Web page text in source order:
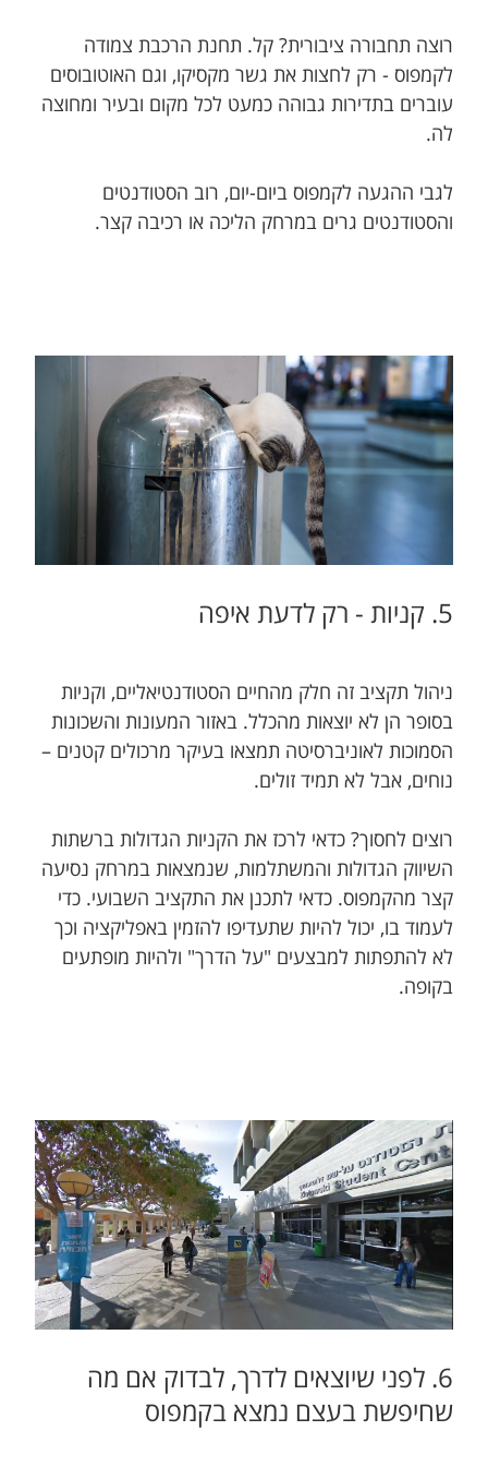
רוצה תחבורה ציבורית? קל. תחנת הרכבת צמודה
לקמפוס - רק לחצות את גשר מקסיקו, וגם האוטובוסים
עוברים בתדירות גבוהה כמעט לכל מקום ובעיר ומחוצה
לה.
לגבי ההגעה לקמפוס ביום-יום, רוב הסטודנטים
והסטודנטים גרים במרחק הליכה או רכיבה קצר.
5. קניות - רק לדעת איפה
ניהול תקציב זה חלק מהחיים הסטודנטיאליים, וקניות
בסופר הן לא יוצאות מהכלל. באזור המעונות והשכונות
הסמוכות לאוניברסיטה תמצאו בעיקר מרכולים קטנים –
נוחים, אבל לא תמיד זולים.
רוצים לחסוך? כדאי לרכז את הקניות הגדולות ברשתות
השיווק הגדולות והמשתלמות, שנמצאות במרחק נסיעה
קצר מהקמפוס. כדאי לתכנן את התקציב השבועי. כדי
לעמוד בו, יכול להיות שתעדיפו להזמין באפליקציה וכך
לא להתפתות למבצעים "על הדרך" ולהיות מופתעים
בקופה.
6. לפני שיוצאים לדרך, לבדוק אם מה
שחיפשת בעצם נמצא בקמפוס